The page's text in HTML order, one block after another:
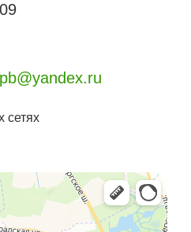
сетях